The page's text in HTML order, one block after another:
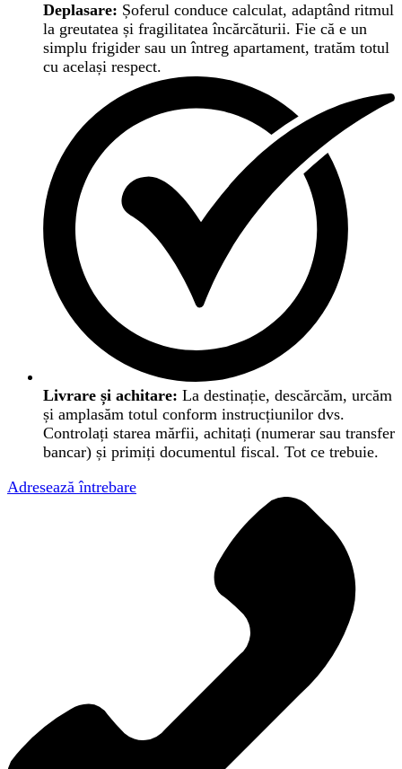
Deplasare: Șoferul conduce calculat, adaptând ritmul
la greutatea și fragilitatea încărcăturii. Fie că e un
simplu frigider sau un întreg apartament, tratăm totul
cu același respect.
Livrare și achitare: La destinație, descărcăm, urcăm
și amplasăm totul conform instrucțiunilor dvs.
Controlați starea mărfii, achitați (numerar sau transfer
bancar) și primiți documentul fiscal. Tot ce trebuie.
Adresează întrebare